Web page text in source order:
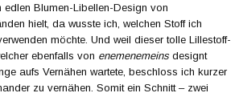
Blumen-Libellen-Design von
hielt, da wusste ich, welchen Stoff ich
möchte. Und weil dieser tolle Lillestoff-
ebenfalls von enemenemeinsdesignt
aufs Vernähen wartete, beschloss ich kurzer
zu vernähen. Somit ein Schnitt – zwei